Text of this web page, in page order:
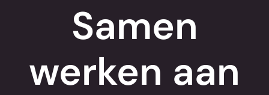
Samen
werken aan